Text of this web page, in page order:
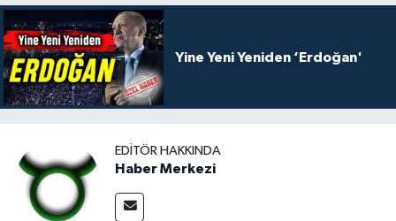
Yine Yeni Yeniden ‘Erdoğan'
EDITÖR HAKKINDA
Haber Merkezi